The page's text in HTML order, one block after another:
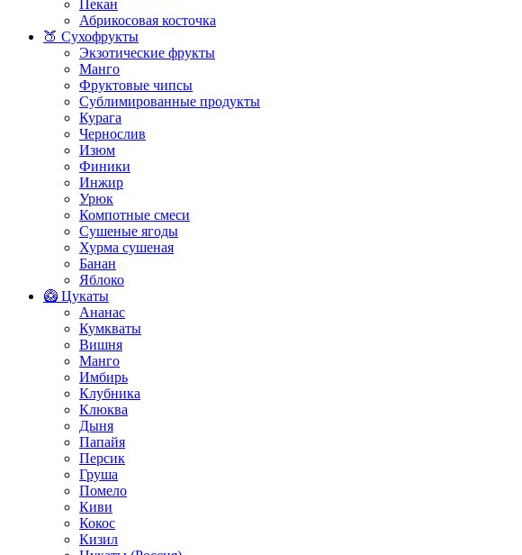
Пекан
Абрикосовая косточка
🍑 Сухофрукты
Экзотические фрукты
Манго
Фруктовые чипсы
Сублимированные продукты
Курага
Чернослив
Изюм
Финики
Инжир
Урюк
Компотные смеси
Сушеные ягоды
Хурма сушеная
Банан
Яблоко
🥝 Цукаты
Ананас
Кумкваты
Вишня
Манго
Имбирь
Клубника
Клюква
Дыня
Папайя
Персик
Груша
Помело
Киви
Кокос
Кизил